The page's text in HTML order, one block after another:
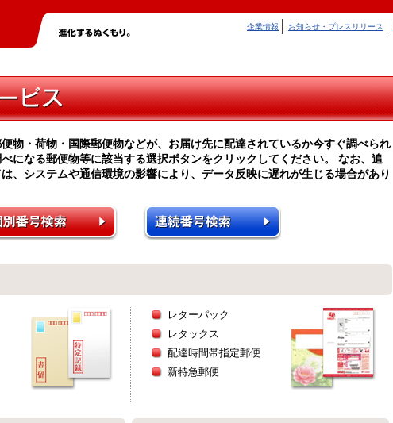
企業情報 お知らせ・プレスリリース
物・荷物・国際郵便物などが、お届け先に配達されているか今すぐ調べられ
になる郵便物等に該当する選択ボタンをクリックしてください。 なお、追
、システムや通信環境の影響により、データ反映に遅れが生じる場合があり
レターパック
レタックス
配達時間帯指定郵便
新特急郵便